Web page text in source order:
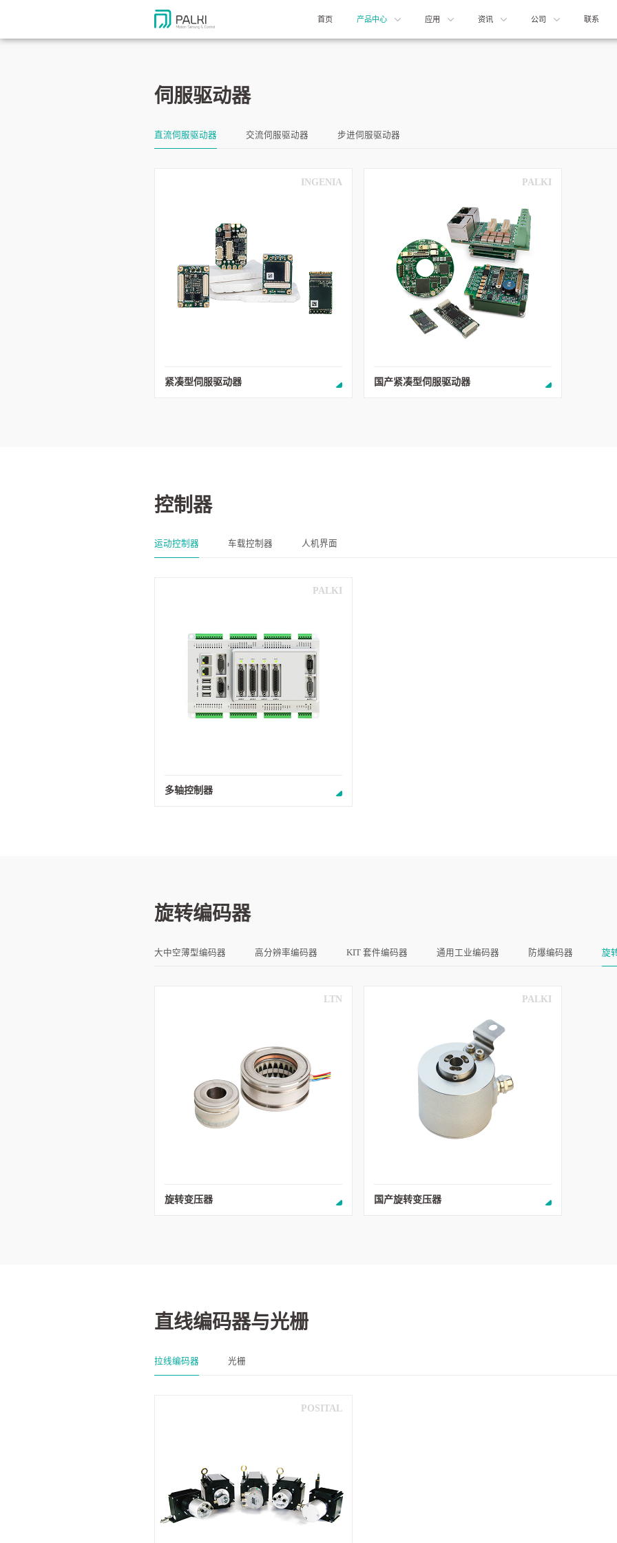
首页 产品中心 应用 资讯 公司 联系
伺服驱动器
直流伺服驱动器 交流伺服驱动器 步进伺服驱动器
INGENIA
紧凑型伺服驱动器
PALKI
国产紧凑型伺服驱动器
控制器
运动控制器 车载控制器 人机界面
PALKI
多轴控制器
旋转编码器
大中空薄型编码器 高分辨率编码器 KIT 套件编码器 通用工业编码器 防爆编码器 旋
LTN
旋转变压器
PALKI
国产旋转变压器
直线编码器与光栅
拉线编码器 光栅
POSITAL